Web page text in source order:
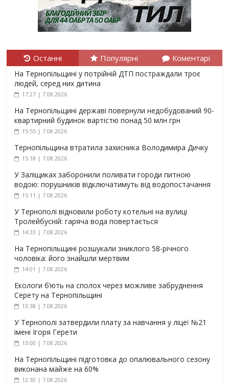
Останні Популярні Коментарі
На Тернопільщині у потрійній ДТП постраждали троє
людей, серед них дитина
17:27 | 7.08.2026
На Тернопільщині державі повернули недобудований 90-
квартирний будинок вартістю понад 50 млн грн
15:55 | 7.08.2026
Тернопільщина втратила захисника Володимира Дичку
15:18 | 7.08.2026
У Заліщиках заборонили поливати городи питною
водою: порушників відключатимуть від водопостачання
15:11 | 7.08.2026
У Тернополі відновили роботу котельні на вулиці
Тролейбусній: гаряча вода повертається
14:33 | 7.08.2026
На Тернопільщині розшукали зниклого 58-річного
чоловіка: його знайшли мертвим
14:01 | 7.08.2026
Екологи б’ють на сполох через можливе забруднення
Серету на Тернопільщині
13:38 | 7.08.2026
У Тернополі затвердили плату за навчання у ліцеї №21
імені Ігоря Герети
13:00 | 7.08.2026
На Тернопільщині підготовка до опалювального сезону
виконана майже на 60%
12:30 | 7.08.2026